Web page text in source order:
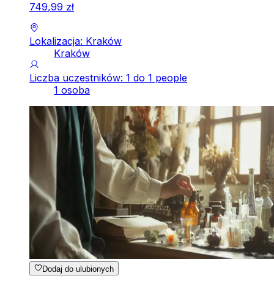
749,99 zł
Lokalizacja: Kraków
Kraków
Liczba uczestników: 1 do 1 people
1 osoba
Dodaj do ulubionych